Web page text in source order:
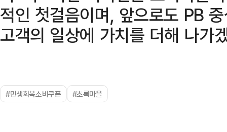
적인 첫걸음이며, 앞으로도 PB
고객의 일상에 가치를 더해 나가
#민생회복소비쿠폰 #초록마을